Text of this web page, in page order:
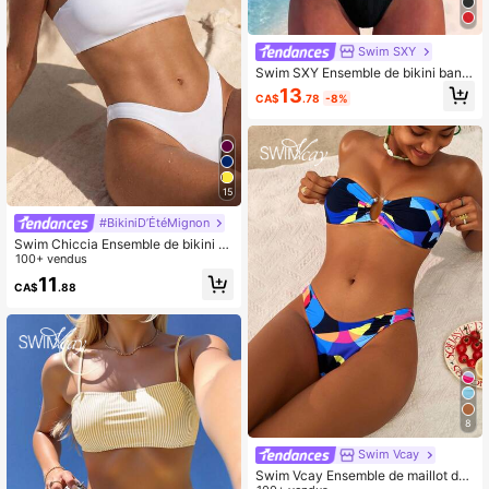
15
#BikiniD’ÉtéMignon
Swim Chiccia Ensemble de bikini b
andeau de plage d'été avec coupe
haute
100+ vendus
CA$11 .88
Swim SXY
Swim SXY Ensemble de bikini band
eau à torsion de couleur unie avec
armature en acier
CA$13.78 -8%
8
Swim Vcay
Swim Vcay Ensemble de maillot de